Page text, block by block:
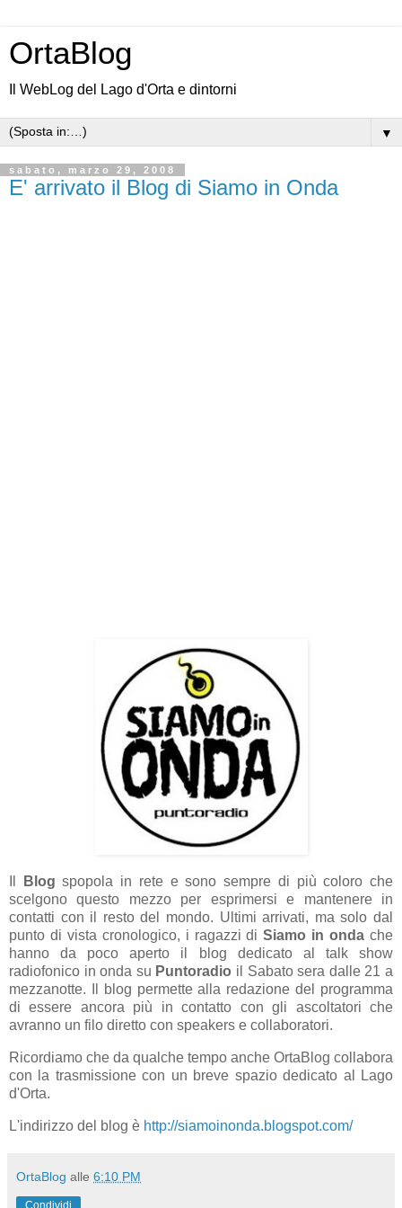
OrtaBlog
Il WebLog del Lago d'Orta e dintorni
▼
sabato, marzo 29, 2008
E' arrivato il Blog di Siamo in Onda
Blog spopola in rete e sono sempre di più coloro che
scelgono questo mezzo per esprimersi e mantenere in
contatti con il resto del mondo. Ultimi arrivati, ma solo dal
punto di vista cronologico, i ragazzi diSiamo in onda che
hanno da poco aperto il blog dedicato al talk show
radiofonico in onda su Puntoradio il Sabato sera dalle 21 a
mezzanotte. Il blog permette alla redazione del programma
di essere ancora più in contatto con gli ascoltatori che
avranno un filo diretto con speakers e collaboratori.
Ricordiamo che da qualche tempo anche OrtaBlog collabora
con la trasmissione con un breve spazio dedicato al Lago
d'Orta.
L'indirizzo del blog è http://siamoinonda.blogspot.com/
OrtaBlog alle 6:10 PM
Condividi